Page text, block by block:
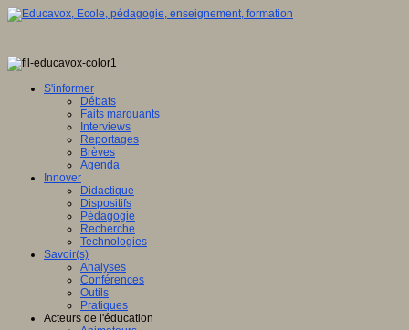
S'informer
Débats
Faits marquants
Interviews
Reportages
Brèves
Agenda
Innover
Didactique
Dispositifs
Pédagogie
Recherche
Technologies
Savoir(s)
Analyses
Conférences
Outils
Pratiques
Acteurs de l'éducation